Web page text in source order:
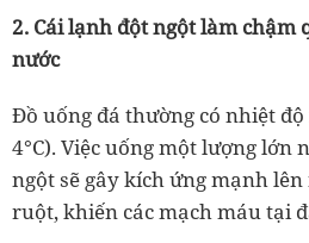
2. Cái lạnh đột ngột làm
nước
Đồ uống đá thường có nhiệt
4°C). Việc uống một lượng lớn
ngột sẽ gây kích ứng mạnh
ruột, khiến các mạch máu tại